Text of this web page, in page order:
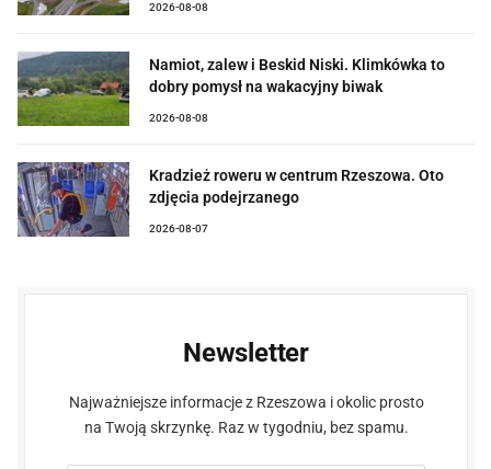
2026-08-08
Namiot, zalew i Beskid Niski. Klimkówka to
dobry pomysł na wakacyjny biwak
2026-08-08
Kradzież roweru w centrum Rzeszowa. Oto
zdjęcia podejrzanego
2026-08-07
Newsletter
Najważniejsze informacje z Rzeszowa i okolic prosto
na Twoją skrzynkę. Raz w tygodniu, bez spamu.